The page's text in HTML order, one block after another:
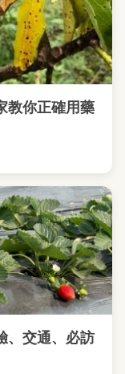
教你正確用藥
、交通、必訪